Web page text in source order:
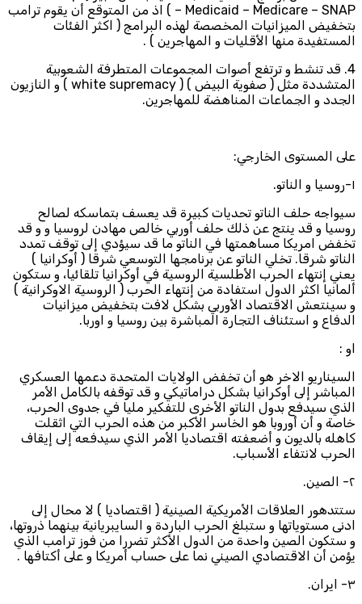
– Medicaid – Medicare – SNAP ) اذ من المتوقع أن يقوم ترامب
بتخفيض الميزانيات المخصصة لهذه البرامج ( اكثر الفئات
المستفيدة منها الأقليات و المهاجرين ) .
4. قد تنشط و ترتفع أصوات المجموعات المتطرفة الشعوبية
المتشددة مثل ( صفوية البيض ) ( white supremacy ) و النازيون
الجدد و الجماعات المناهضة للمهاجرين.
على المستوى الخارجي:
١-روسيا و الناتو.
سيواجه حلف الناتو تحديات كبيرة قد يعسف بتماسكه لصالح
روسيا و قد ينتج عن ذلك حلف أوربي خالص مهادن لروسيا و و قد
تخفض امريكا مساهمتها في الناتو ما قد سيؤدي إلى توقف تمدد
الناتو شرقا. تخلي الناتو عن برنامجها التوسعي شرقا ( أوكرانيا )
يعني إنتهاء الحرب الأطلسية الروسية في أوكرانيا تلقائيا، و ستكون
ألمانيا اكثر الدول استفادة من إنتهاء الحرب ( الروسية الاوكرانية )
و سينتعش الاقتصاد الأوربي بشكل لافت بتخفيض ميزانيات
الدفاع و استئناف التجارة المباشرة بين روسيا و اوربا.
او :
السيناريو الاخر هو أن تخفض الولايات المتحدة دعمها العسكري
المباشر إلى أوكرانيا بشكل دراماتيكي و قد توقفه بالكامل الأمر
الذي سيدفع بدول الناتو الأخرى للتفكير مليا في جدوى الحرب،
خاصة و أن أوروبا هو الخاسر الأكبر من هذه الحرب التي اثقلت
كاهله بالديون و أضعفته اقتصاديا الأمر الذي سيدفعه إلى إيقاف
الحرب لانتفاء الأسباب.
٢- الصين.
ستتدهور العلاقات الأمريكية الصينية ( اقتصاديا ) لا محال إلى
ادنى مستوياتها و ستبلغ الحرب الباردة و السايبريانية بينهما ذروتها،
و ستكون الصين واحدة من الدول الأكثر تضررا من فوز ترامب الذي
يؤمن أن الاقتصادي الصيني نما على حساب أمريكا و على أكتافها .
٣- ايران.